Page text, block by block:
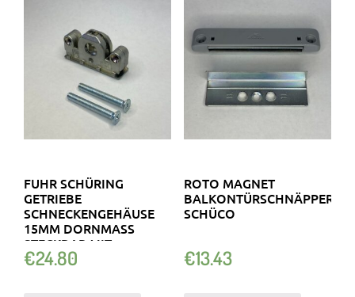
FUHR SCHÜRING
GETRIEBE
SCHNECKENGEHÄUSE
15MM DORNMASS S
TECKBAR MIT S
CHRAUBEN
€24.80
ROTO MAGNET
BALKONTÜRSCHNÄPPER
SCHÜCO
€13.43